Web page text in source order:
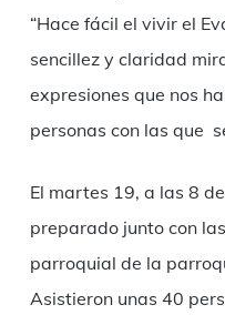
“Hace fácil el vivir el
sencillez y claridad
expresiones que nos
personas con las que
El martes 19, a las 8
preparado junto con
parroquial de la
Asistieron unas 40